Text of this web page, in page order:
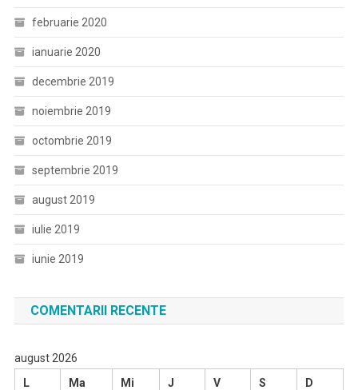
februarie 2020
ianuarie 2020
decembrie 2019
noiembrie 2019
octombrie 2019
septembrie 2019
august 2019
iulie 2019
iunie 2019
COMENTARII RECENTE
august 2026
L
Ma Mi J V S D